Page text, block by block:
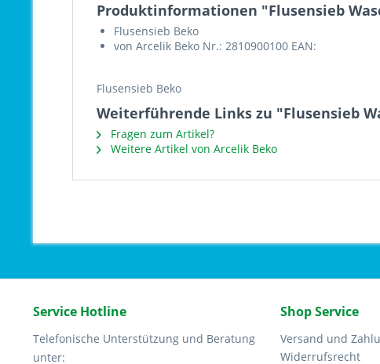
Produktinformationen "Flusensieb
Flusensieb Beko
von Arcelik Beko Nr.: 2810900100 EAN:
Flusensieb Beko
Weiterführende Links zu "Flusensieb
Fragen zum Artikel?
Weitere Artikel von Arcelik Beko
Service Hotline
Telefonische Unterstützung und Beratung
unter:
Shop Service
Versand und
Widerrufsrecht